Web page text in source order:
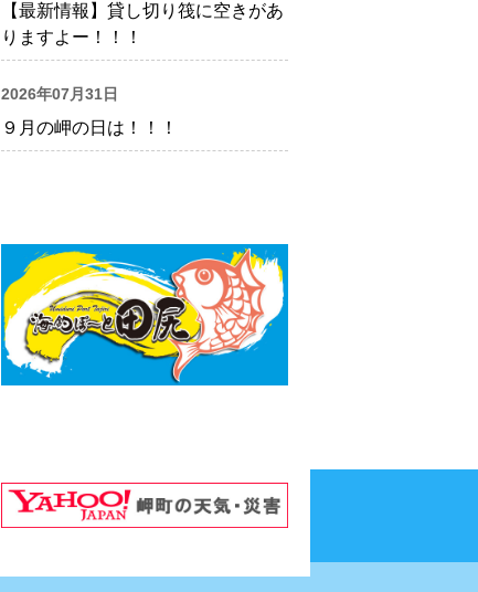
【最新情報】貸し切り筏に空きがあ
りますよー！！！
2026年07月31日
９月の岬の日は！！！